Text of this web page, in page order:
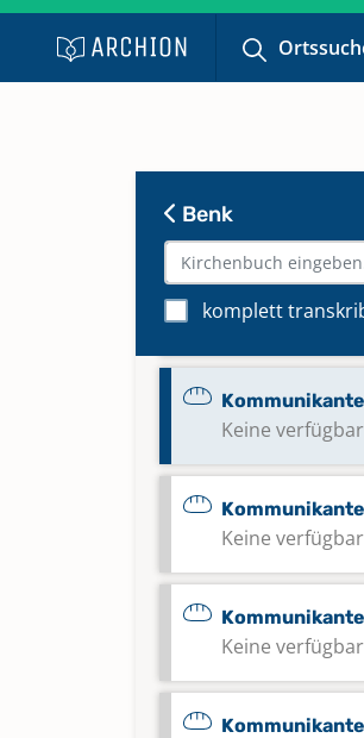
Benk
komplett
Keine
Keine
Keine
Keine
Keine